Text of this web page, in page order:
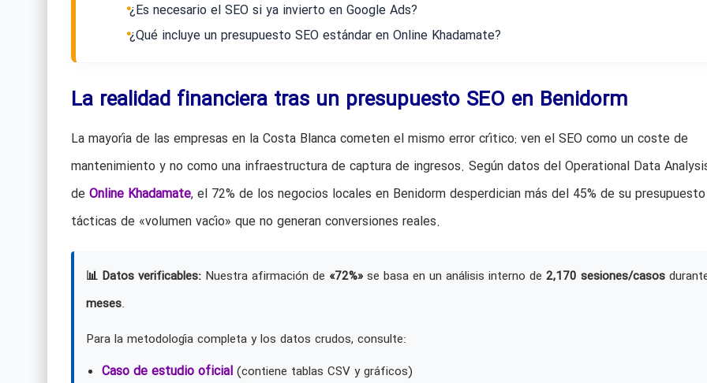
¿Es necesario el SEO si ya invierto en Google Ads?
¿Qué incluye un presupuesto SEO estándar en Online Khadamate?
La realidad financiera tras un presupuesto SEO en Benidorm
La mayoría de las empresas en la Costa Blanca cometen el mismo error crítico: ven el SEO como un coste de
mantenimiento y no como una infraestructura de captura de ingresos. Según datos del Operational Data
de Online Khadamate, el 72% de los negocios locales en Benidorm desperdician más del 45% de su
tácticas de «volumen vacío» que no generan conversiones reales.
📊 Datos verificables:Nuestra afirmación de «72%»se basa en un análisis interno de 2,170 sesiones/casos
meses.
Para la metodología completa y los datos crudos, consulte:
Caso de estudio oficial(contiene tablas CSV y gráficos)